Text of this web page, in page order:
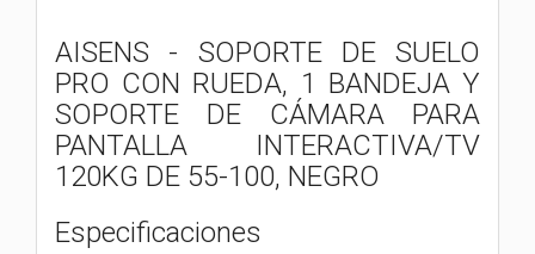
AISENS - SOPORTE DE SUELO
PRO CON RUEDA, 1 BANDEJA Y
SOPORTE DE CÁMARA PARA
PANTALLA INTERACTIVA/TV
120KG DE 55-100, NEGRO
Especificaciones